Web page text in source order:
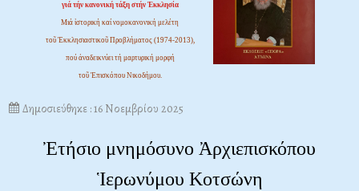
γιά τήν κανονική τάξη στήν Ἐκκλησία
Μιά ἱστορική καί νομοκανονική μελέτη
τοῦ Ἐκκλησιαστικοῦ Προβλήματος (1974-2013),
πού ἀναδεικνύει τή μαρτυρική μορφή
τοῦ Ἐπισκόπου Νικοδήμου.
Δημοσιεύθηκε : 16 Νοεμβρίου 2025
Ἐτήσιο μνημόσυνο Ἀρχιεπισκόπου
Ἱερωνύμου Κοτσώνη